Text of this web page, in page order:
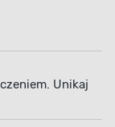
Unikaj